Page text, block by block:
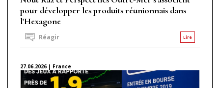
pour développer les produits réunionnais dans
l'Hexagone
Lire
Réagir
27.06.2026 | France